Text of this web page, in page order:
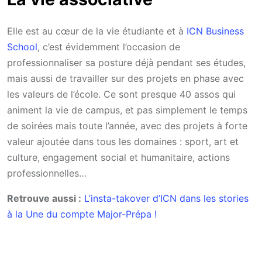
Elle est au cœur de la vie étudiante et à ICN Business
School, c’est évidemment l’occasion de
professionnaliser sa posture déjà pendant ses études,
mais aussi de travailler sur des projets en phase avec
les valeurs de l’école. Ce sont presque 40 assos qui
animent la vie de campus, et pas simplement le temps
de soirées mais toute l’année, avec des projets à forte
valeur ajoutée dans tous les domaines : sport, art et
culture, engagement social et humanitaire, actions
professionnelles…
Retrouve aussi : L’insta-takover d’ICN dans les stories
à la Une du compte Major-Prépa !